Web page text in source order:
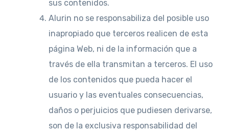
sus contenidos.
Alurin no se responsabiliza del posible uso
inapropiado que terceros realicen de esta
página Web, ni de la información que a
través de ella transmitan a terceros. El uso
de los contenidos que pueda hacer el
usuario y las eventuales consecuencias,
daños o perjuicios que pudiesen derivarse,
son de la exclusiva responsabilidad del